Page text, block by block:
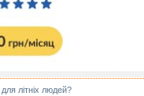
літніх людей?